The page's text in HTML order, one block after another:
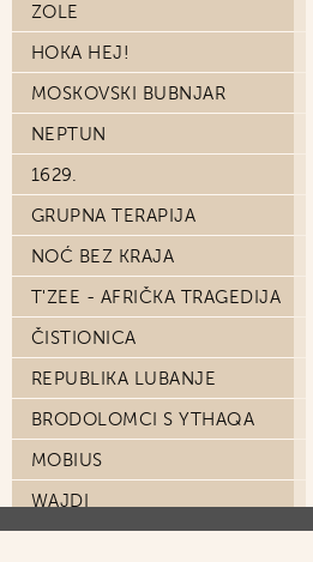
ZOLE
HOKA HEJ!
MOSKOVSKI BUBNJAR
NEPTUN
1629.
GRUPNA TERAPIJA
NOĆ BEZ KRAJA
T'ZEE - AFRIČKA TRAGEDIJA
ČISTIONICA
REPUBLIKA LUBANJE
BRODOLOMCI S YTHAQA
MOBIUS
WAJDI